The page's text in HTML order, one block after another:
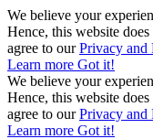
We believe your
Hence, this website
agree to ourPrivacy and
Learn more Got it!
We believe your
Hence, this website
agree to ourPrivacy and
Learn more Got it!